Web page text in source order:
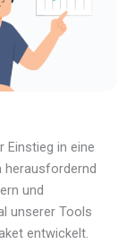
Einstieg in eine
herausfordernd
und
unserer Tools
entwickelt.